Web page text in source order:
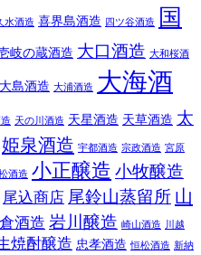
水酒造 喜界島酒造 四ツ谷酒造
国
岐の蔵酒造 大口酒造 大和桜酒
大島酒造 大浦酒造
大海酒
天の川酒造 天星酒造 天草酒造 太
姫泉酒造 宇都酒造 宗政酒造 宮原
酒造 小正醸造 小牧醸造
尾込商店 尾鈴山蒸留所 山
酒造 岩川醸造 崎山酒造 川越
焼酎醸造 忠孝酒造 恒松酒造 新納